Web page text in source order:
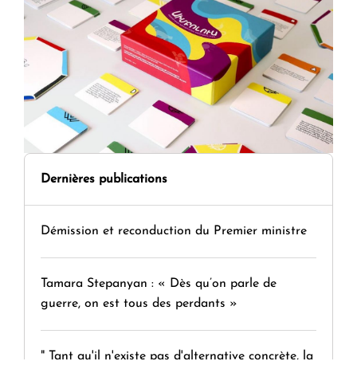
Dernières publications
Démission et reconduction du Premier ministre
Tamara Stepanyan : « Dès qu’on parle de
guerre, on est tous des perdants »
" Tant qu'il n'existe pas d'alternative concrète, la